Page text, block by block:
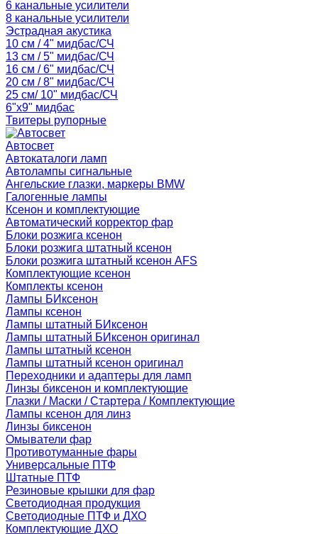
6 канальные усилители
8 канальные усилители
Эстрадная акустика
10 см / 4" мидбас/СЧ
13 см / 5" мидбас/СЧ
16 см / 6" мидбас/СЧ
20 см / 8" мидбас/СЧ
25 см/ 10" мидбас/СЧ
6"x9" мидбас
Твитеры рупорные
Автосвет
Автокаталоги ламп
Автолампы сигнальные
Ангельские глазки, маркеры BMW
Галогенные лампы
Ксенон и комплектующие
Автоматический корректор фар
Блоки розжига ксенон
Блоки розжига штатный ксенон
Блоки розжига штатный ксенон AFS
Комплектующие ксенон
Комплекты ксенон
Лампы БИксенон
Лампы ксенон
Лампы штатный БИксенон
Лампы штатный БИксенон оригинал
Лампы штатный ксенон
Лампы штатный ксенон оригинал
Переходники и адаптеры для ламп
Линзы биксенон и комплектующие
Глазки / Маски / Стартера / Комплектующие
Лампы ксенон для линз
Линзы биксенон
Омыватели фар
Противотуманные фары
Универсальные ПТФ
Штатные ПТФ
Резиновые крышки для фар
Светодиодная продукция
Светодиодные ПТФ и ДХО
Комплектующие ДХО